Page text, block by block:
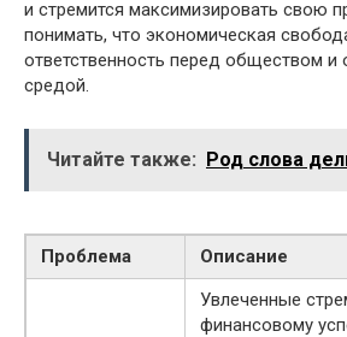
и стремится максимизировать свою
понимать, что экономическая
ответственность перед обществом
средой.
Читайте также: Род слова
Проблема Описание
Увлеченные
финансовому